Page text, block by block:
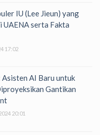
IU (Lee Jieun) yang
UAENA serta Fakta
17:02
AI Baru untuk
Gantikan
20:01